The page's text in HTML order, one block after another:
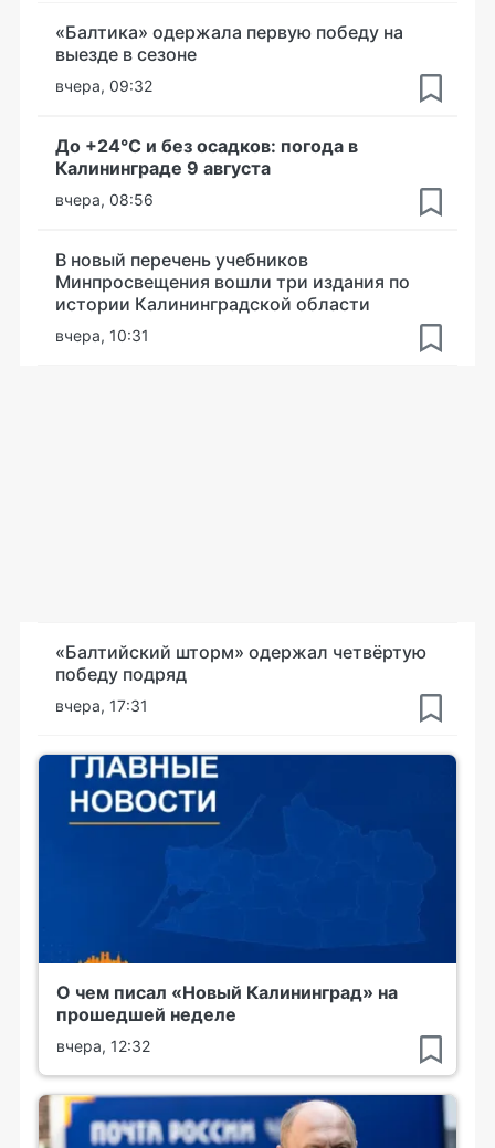
«Балтика» одержала первую победу на
выезде в сезоне
вчера, 09:32
До +24°С и без осадков: погода в
Калининграде 9 августа
вчера, 08:56
В новый перечень учебников
Минпросвещения вошли три издания по
истории Калининградской области
вчера, 10:31
«Балтийский шторм» одержал четвёртую
победу подряд
вчера, 17:31
О чем писал «Новый Калининград» на
прошедшей неделе
вчера, 12:32